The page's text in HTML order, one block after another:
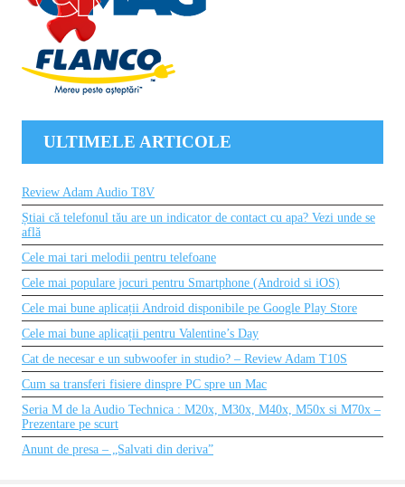
ULTIMELE ARTICOLE
Review Adam Audio T8V
Știai că telefonul tău are un indicator de contact cu apa? Vezi unde se
află
Cele mai tari melodii pentru telefoane
Cele mai populare jocuri pentru Smartphone (Android si iOS)
Cele mai bune aplicații Android disponibile pe Google Play Store
Cele mai bune aplicații pentru Valentine’s Day
Cat de necesar e un subwoofer in studio? – Review Adam T10S
Cum sa transferi fisiere dinspre PC spre un Mac
Seria M de la Audio Technica : M20x, M30x, M40x, M50x si M70x –
Prezentare pe scurt
Anunt de presa – „Salvati din deriva”